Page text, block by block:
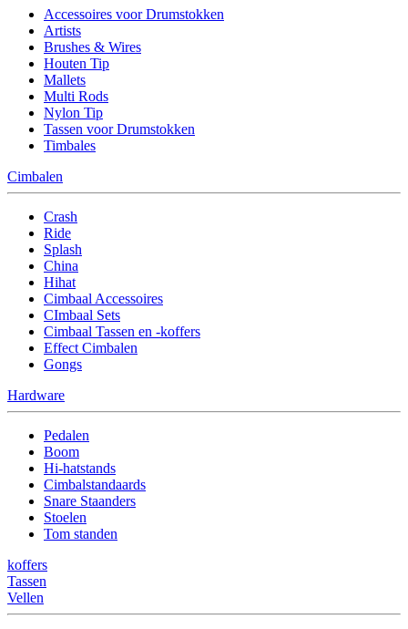
Accessoires voor Drumstokken
Artists
Brushes & Wires
Houten Tip
Mallets
Multi Rods
Nylon Tip
Tassen voor Drumstokken
Timbales
Cimbalen
Crash
Ride
Splash
China
Hihat
Cimbaal Accessoires
CImbaal Sets
Cimbaal Tassen en -koffers
Effect Cimbalen
Gongs
Hardware
Pedalen
Boom
Hi-hatstands
Cimbalstandaards
Snare Staanders
Stoelen
Tom standen
koffers
Tassen
Vellen